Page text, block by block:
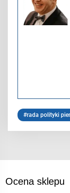
#rada polityki
Ocena sklepu